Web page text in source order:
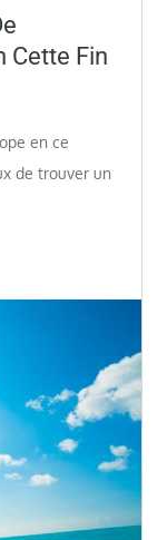
Cette Fin
en ce
de trouver un